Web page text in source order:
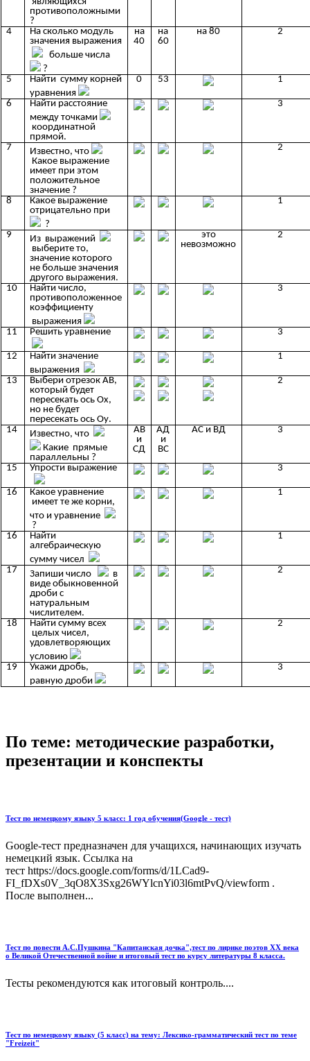
противоположными
?
4
На сколько модуль
значения выражения
больше числа
?
на
40
на
60
на 80 2
5
Найти сумму корней
уравнения
0 53 1
6
Найти расстояние
между точками
координатной
прямой.
3
7
Известно, что
Какое выражение
имеет при этом
положительное
значение ?
2
8
Какое выражение
отрицательно при
?
1
9
Из выражений
выберите то,
значение которого
не больше значения
другого выражения.
это
невозможно
2
10
Найти число,
противоположенное
коэффициенту
выражения
3
11 Решить уравнение 3
12
Найти значение
выражения
1
13
Выбери отрезок АВ,
который будет
пересекать ось Ох,
но не будет
пересекать ось Оу.
2
14
Известно, что
Какие прямые
параллельны ?
АВ
и
СД
АД
и
ВС
АС и ВД 3
15 Упрости выражение 3
16
Какое уравнение
имеет те же корни,
что и уравнение
?
1
16
Найти
алгебраическую
сумму чисел
1
17 Запиши число
в
виде обыкновенной
дроби с
натуральным
числителем.
2
18
Найти сумму всех
целых чисел,
удовлетворяющих
условию
2
19
Укажи дробь,
равную дроби
3
По теме: методические разработки,
презентации и конспекты
Тест по немецкому языку 5 класс: 1 год обучения(Google - тест)
Google-тест предназначен для учащихся, начинающих изучать
немецкий язык. Ссылка на
тест https://docs.google.com/forms/d/1LCad9-
FI_fDXs0V_3qO8X3Sxg26WYlcnYi03l6mtPvQ/viewform .
После выполнен...
Тест по повести А.С.Пушкина "Капитанская дочка",тест по лирике поэтов ХХ века
о Великой Отечественной войне и итоговый тест по курсу литературы 8 класса.
Тесты рекомендуются как итоговый контроль....
Тест по немецкому языку (5 класс) на тему: Лексико-грамматический тест по теме
"Freizeit"